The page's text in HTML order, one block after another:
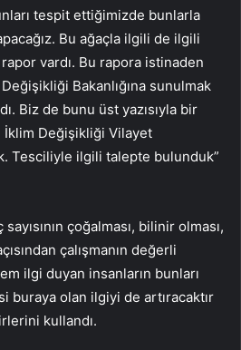
tespit ettiğimizde bunlarla
Bu ağaçla ilgili de ilgili
vardı. Bu rapora istinaden
Bakanlığına sunulmak
Biz de bunu üst yazısıyla bir
Değişikliği Vilayet
Tesciliyle ilgili talepte bulunduk”
çoğalması, bilinir olması,
çalışmanın değerli
ilgi duyan insanların bunları
buraya olan ilgiyi de artıracaktır
kullandı.